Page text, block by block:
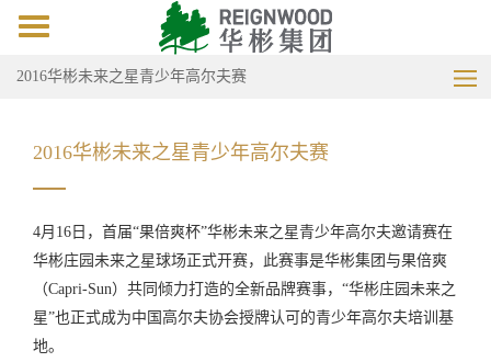
Toggle
navigation
2016华彬未来之星青少年高尔夫赛
2016华彬未来之星青少年高尔夫赛
4月16日，首届“果倍爽杯”华彬未来之星青少年高尔夫邀请赛在
华彬庄园未来之星球场正式开赛，此赛事是华彬集团与果倍爽
（Capri-Sun）共同倾力打造的全新品牌赛事，“华彬庄园未来之
星”也正式成为中国高尔夫协会授牌认可的青少年高尔夫培训基
地。